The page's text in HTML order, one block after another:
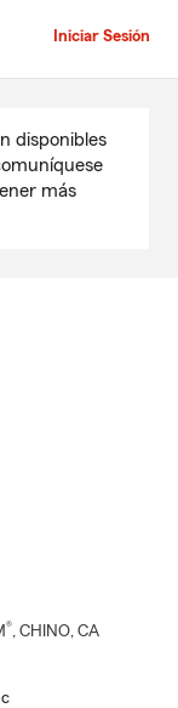
Iniciar Sesión
disponibles
más
®, CHINO, CA